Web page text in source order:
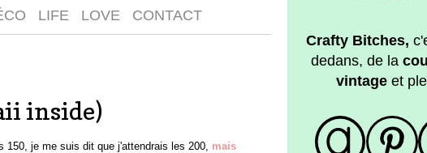
LIFE LOVE CONTACT
inside)
je me suis dit que j'attendrais les 200, mais
Crafty Bitches,
dedans, de la
vintageet